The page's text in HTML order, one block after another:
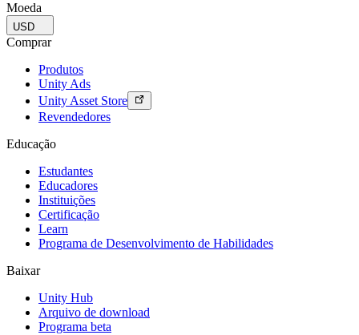
Moeda
USD
Comprar
Produtos
Unity Ads
Unity Asset Store
Revendedores
Educação
Estudantes
Educadores
Instituições
Certificação
Learn
Programa de Desenvolvimento de Habilidades
Baixar
Unity Hub
Arquivo de download
Programa beta